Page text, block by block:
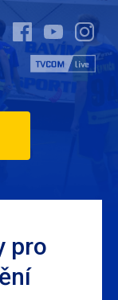
pro